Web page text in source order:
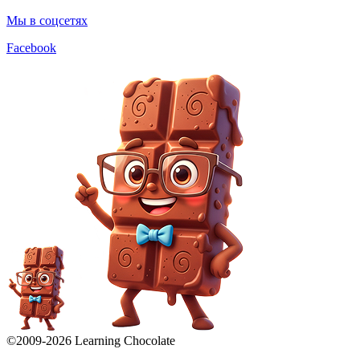
Мы в соцсетях
Facebook
©2009-2026 Learning Chocolate